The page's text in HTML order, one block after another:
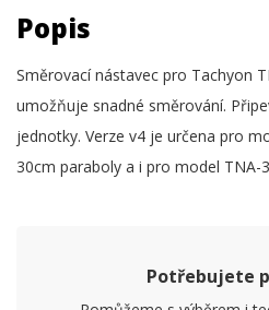
Popis
Směrovací nástavec pro Tachyon
umožňuje snadné směrování.
jednotky. Verze v4 je určena pro
30cm paraboly a i pro model TNA-
Potřebujete